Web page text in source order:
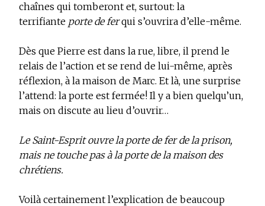
chaînes qui tomberont et, surtout: la
terrifiante porte de fer qui s’ouvrira d’elle-même.
Dès que Pierre est dans la rue, libre, il prend le
relais de l’action et se rend de lui-même, après
réflexion, à la maison de Marc. Et là, une surprise
l’attend: la porte est fermée! Il y a bien quelqu’un,
mais on discute au lieu d’ouvrir…
Le Saint-Esprit ouvre la porte de fer de la prison,
mais ne touche pas à la porte de la maison des
chrétiens.
Voilà certainement l’explication de beaucoup